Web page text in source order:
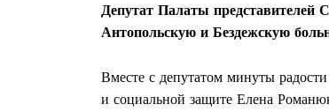
Депутат Палаты представителей
Антопольскую и Бездежскую
Вместе с депутатом минуты
и социальной защите Елена